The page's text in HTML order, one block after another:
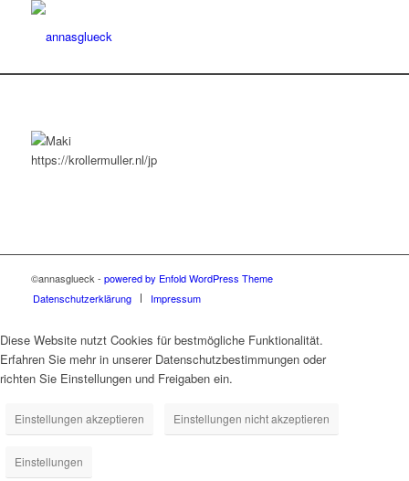
https://krollermuller.nl/jp
©annasglueck - powered by Enfold WordPress Theme
Datenschutzerklärung
Impressum
Diese Website nutzt Cookies für bestmögliche Funktionalität.
Erfahren Sie mehr in unserer Datenschutzbestimmungen oder
richten Sie Einstellungen und Freigaben ein.
Einstellungen akzeptieren Einstellungen nicht akzeptieren
Einstellungen